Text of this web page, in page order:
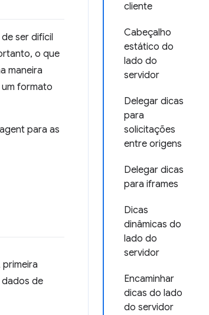
cliente
Cabeçalho
estático do
lado do
servidor
Delegar dicas
para
solicitações
entre origens
Delegar dicas
para iframes
Dicas
dinâmicas do
lado do
servidor
Encaminhar
dicas do lado
do servidor
ser difícil
o que
maneira
formato
para as
dados de